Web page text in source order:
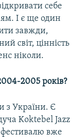
себе
І є ще один
завжди,
світ, цінність
ніколи.
2005 років?
з України. Є
Koktebel Jazz
фестивалю вже